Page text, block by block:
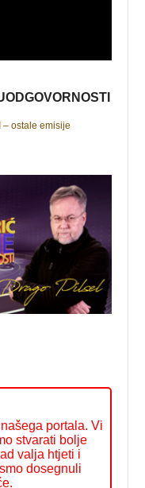
– ostale emisije
portala. Vi
stvarati bolje
valja htjeti i
dosegnuli